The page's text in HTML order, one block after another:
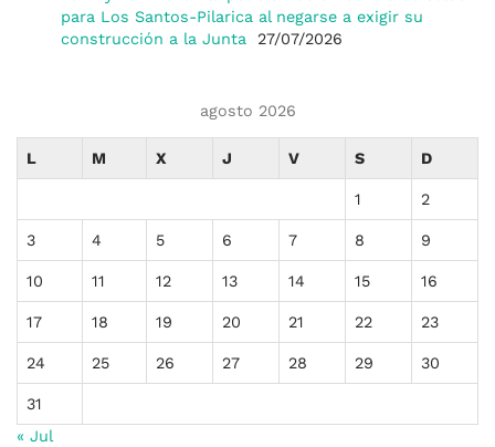
para Los Santos-Pilarica al negarse a exigir su
construcción a la Junta
27/07/2026
agosto 2026
L M X J V S D
1 2
3 4 5 6 7 8 9
10 11 12 13 14 15 16
17 18 19 20 21 22 23
24 25 26 27 28 29 30
31
« Jul